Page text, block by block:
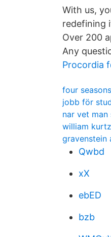
With us,
redefining
Over 200
Any
Procordia
four seasons
jobb för
nar vet
william
gravenstein
Qwbd
xX
ebED
bzb